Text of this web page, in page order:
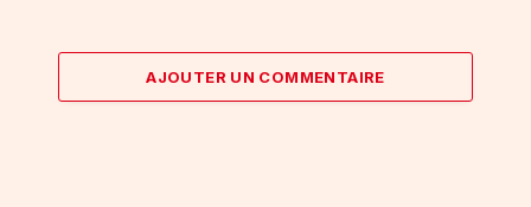
AJOUTER UN COMMENTAIRE